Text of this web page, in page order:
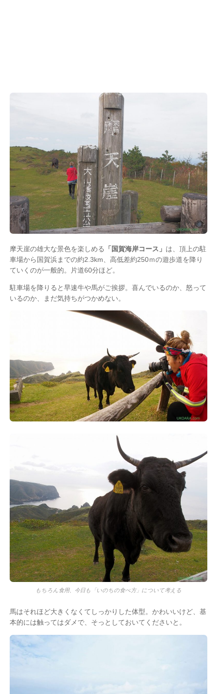
摩天崖の雄大な景色を楽しめる 「国賀海岸コース」 は、頂上の駐
車場から国賀浜までの約2.3km、高低差約250ｍの遊歩道を降り
ていくのが一般的。片道60分ほど。
駐車場を降りると早速牛や馬がご挨拶。喜んでいるのか、怒って
いるのか、まだ気持ちがつかめない。
もちろん食用、今日も「いのちの食べ方」について考える
馬はそれほど大きくなくてしっかりした体型。かわいいけど、基
本的には触ってはダメで、そっとしておいてくださいと。